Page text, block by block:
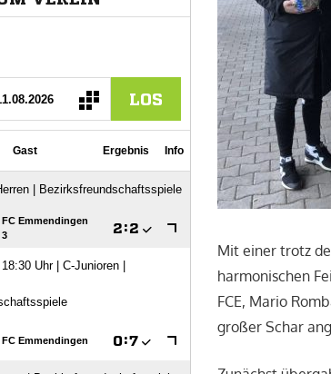
Mit einer trotz
harmonischen
FCE, Mario
großer Schar